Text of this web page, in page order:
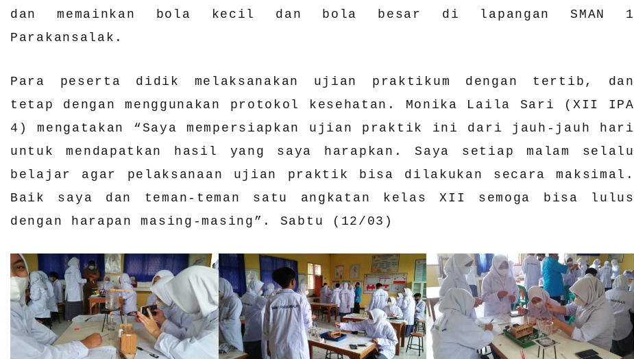
dan memainkan bola kecil dan bola besar di lapangan SMAN 1
Parakansalak.
Para peserta didik melaksanakan ujian praktikum dengan tertib, dan
tetap dengan menggunakan protokol kesehatan. Monika Laila Sari (XII IPA
4) mengatakan “Saya mempersiapkan ujian praktik ini dari jauh-jauh hari
untuk mendapatkan hasil yang saya harapkan. Saya setiap malam selalu
belajar agar pelaksanaan ujian praktik bisa dilakukan secara maksimal.
Baik saya dan teman-teman satu angkatan kelas XII semoga bisa lulus
dengan harapan masing-masing”. Sabtu (12/03)